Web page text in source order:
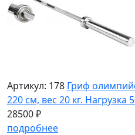
Артикул: 178 Гриф
220 см, вес 20 кг. Нагрузка
28500 ₽
подробнее